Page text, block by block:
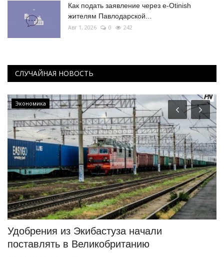
Как подать заявление через e-Otinish
жителям Павлодарской...
Авг 1, 2026 0 242
СЛУЧАЙНАЯ НОВОСТЬ
Экономика
Удобрения из Экибастуза начали
поставлять в Великобританию